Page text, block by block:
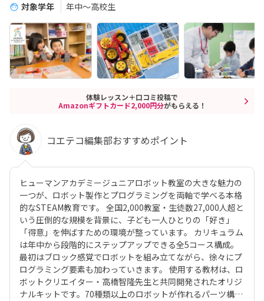
対象学年
年中～高校生
体験レッスン＋口コミ投稿で
Amazonギフトカード2,000円分がもらえる！
コエテコ編集部おすすめポイント
ヒューマンアカデミージュニアロボット教室の大きな魅力の
一つが、ロボット製作とプログラミングを両軸で学べる本格
的なSTEAM教育です。 全国2,000教室・生徒数27,000人超と
いう圧倒的な規模を背景に、子ども一人ひとりの「好き」
「得意」を伸ばすための環境が整っています。 カリキュラム
は年中から段階的にステップアップできる全5コース構成。
最初はブロック感覚でロボットを組み立てながら、徐々にプ
ログラミング要素も加わっていきます。 使用する教材は、ロ
ボットクリエイター・高橋智隆先生と共同開発されたオリジ
ナルキットです。70種類以上のロボットが作れるパーツ構成